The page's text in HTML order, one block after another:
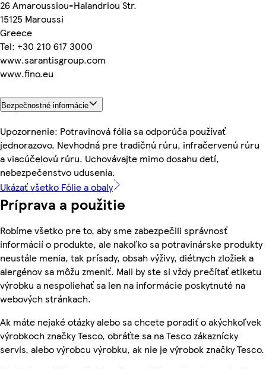
26 Amaroussiou-Halandriou Str.
15125 Maroussi
Greece
Tel: +30 210 617 3000
www.sarantisgroup.com
www.fino.eu
Bezpečnostné informácie
Upozornenie: Potravinová fólia sa odporúča používať
jednorazovo. Nevhodná pre tradičnú rúru, infračervenú rúru
a viacúčelovú rúru. Uchovávajte mimo dosahu detí,
nebezpečenstvo udusenia.
Ukázať všetko Fólie a obaly
Príprava a použitie
Robíme všetko pre to, aby sme zabezpečili správnosť
informácií o produkte, ale nakoľko sa potravinárske produkty
neustále menia, tak prísady, obsah výživy, diétnych zložiek a
alergénov sa môžu zmeniť. Mali by ste si vždy prečítať etiketu
výrobku a nespoliehať sa len na informácie poskytnuté na
webových stránkach.
Ak máte nejaké otázky alebo sa chcete poradiť o akýchkoľvek
výrobkoch značky Tesco, obráťte sa na Tesco zákaznícky
servis, alebo výrobcu výrobku, ak nie je výrobok značky Tesco.